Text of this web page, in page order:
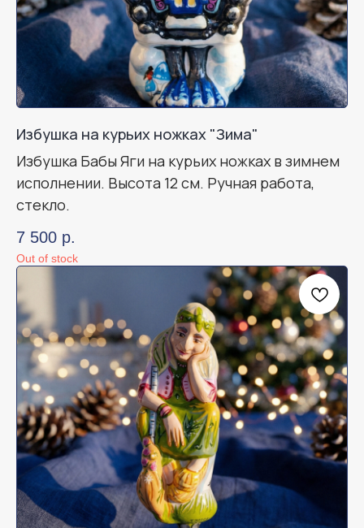
Избушка на курьих ножках "Зима"
Избушка Бабы Яги на курьих ножках в зимнем
исполнении. Высота 12 см. Ручная работа,
стекло.
7 500 р.
Out of stock